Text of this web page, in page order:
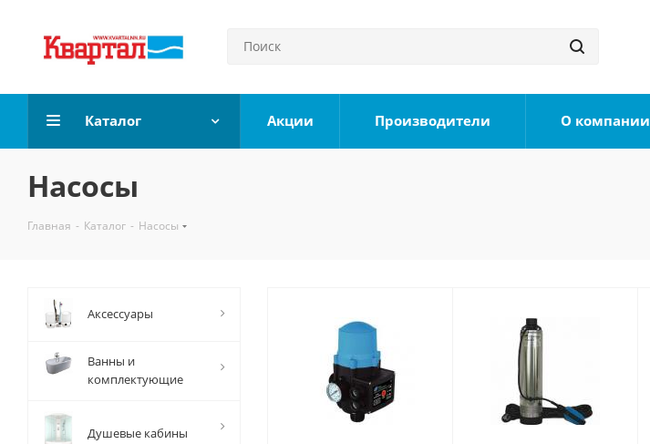
Каталог Акции Производители О компании
Насосы
Главная - Каталог - Насосы
Аксессуары
Ванны и
комплектующие
Душевые кабины